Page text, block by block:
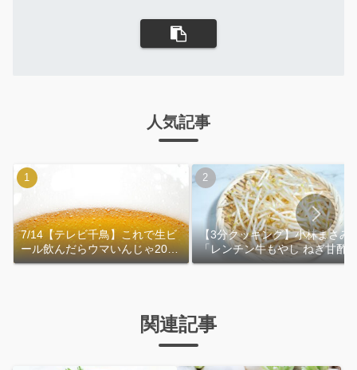
人気記事
7/14【テレビ千鳥】これで生ビ
ール飲んだらウマいんじゃ2026
｜おおよその作り方
【3分クッキング】小林まさみ
「レンチン牛もやし ねぎ甘酢
れ」作り方
関連記事